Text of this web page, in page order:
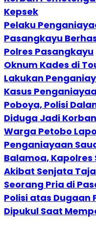
Kepsek
Pelaku
Pasangkayu
Polres Pasangkayu
Oknum Kades di
Lakukan
Kasus
Poboya, Polisi
Diduga Jadi
Warga Petobo
Penganiayaan
Balamoa, Kapolres
Akibat Senjata
Seorang Pria di
Polisi atas Dugaan
Dipukul Saat